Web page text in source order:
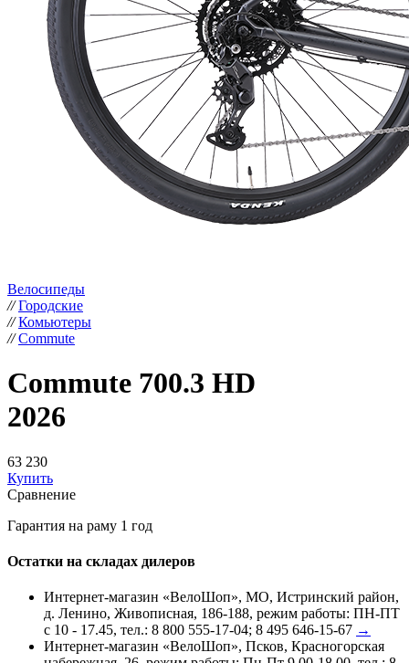
Велосипеды
// Городские
// Комьютеры
// Commute
Commute 700.3 HD
2026
63 230
Купить
Сравнение
Гарантия на раму 1 год
Остатки на складах дилеров
Интернет-магазин «ВелоШоп», МО, Истринский район,
д. Ленино, Живописная, 186-188, режим работы: ПН-ПТ
с 10 - 17.45, тел.: 8 800 555-17-04; 8 495 646-15-67 →
Интернет-магазин «ВелоШоп», Псков, Красногорская